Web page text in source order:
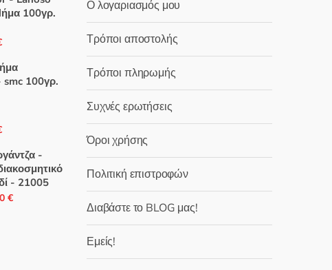
ό
100γρ.
Η
τιμή 100γρ.
Η
τιμή
είναι:
3,00 €.
-
- 21005
€Η
Ο λογαριασμός μου
Τρόποι αποστολής
Τρόποι πληρωμής
Συχνές ερωτήσεις
Όροι χρήσης
Πολιτική επιστροφών
Διαβάστε το BLOG μας!
Εμείς!